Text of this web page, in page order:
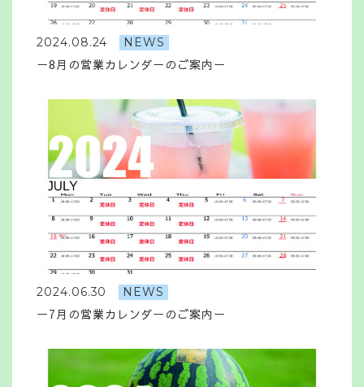
2024.08.24 NEWS
ー8月の営業カレンダーのご案内ー
2024.06.30 NEWS
ー7月の営業カレンダーのご案内ー